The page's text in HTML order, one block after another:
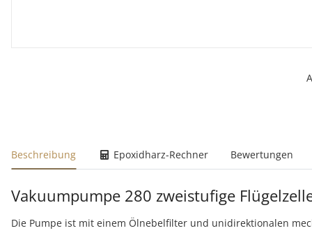
weitere Registerkarten anzeigen
Beschreibung Epoxidharz-Rechner Bewertungen
Vakuumpumpe 280 zweistufige
Die Pumpe ist mit einem Ölnebelfilter und unidirektionalen